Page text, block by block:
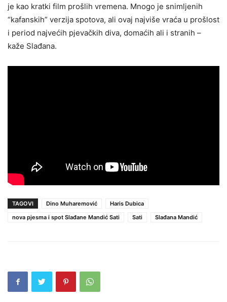
je kao kratki film prošlih vremena. Mnogo je snimljenih
“kafanskih” verzija spotova, ali ovaj najviše vraća u prošlost
i period najvećih pjevačkih diva, domaćih ali i stranih –
kaže Slađana.
TAGOVI Dino Muharemović
Haris Dubica
nova pjesma i spot Slađane Mandić Sati
Sati Slađana Mandić